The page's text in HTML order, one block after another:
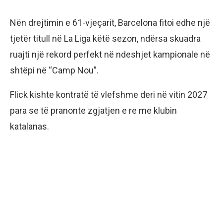
Nën drejtimin e 61-vjeçarit, Barcelona fitoi edhe një
tjetër titull në La Liga këtë sezon, ndërsa skuadra
ruajti një rekord perfekt në ndeshjet kampionale në
shtëpi në “Camp Nou”.
Flick kishte kontratë të vlefshme deri në vitin 2027
para se të pranonte zgjatjen e re me klubin
katalanas.